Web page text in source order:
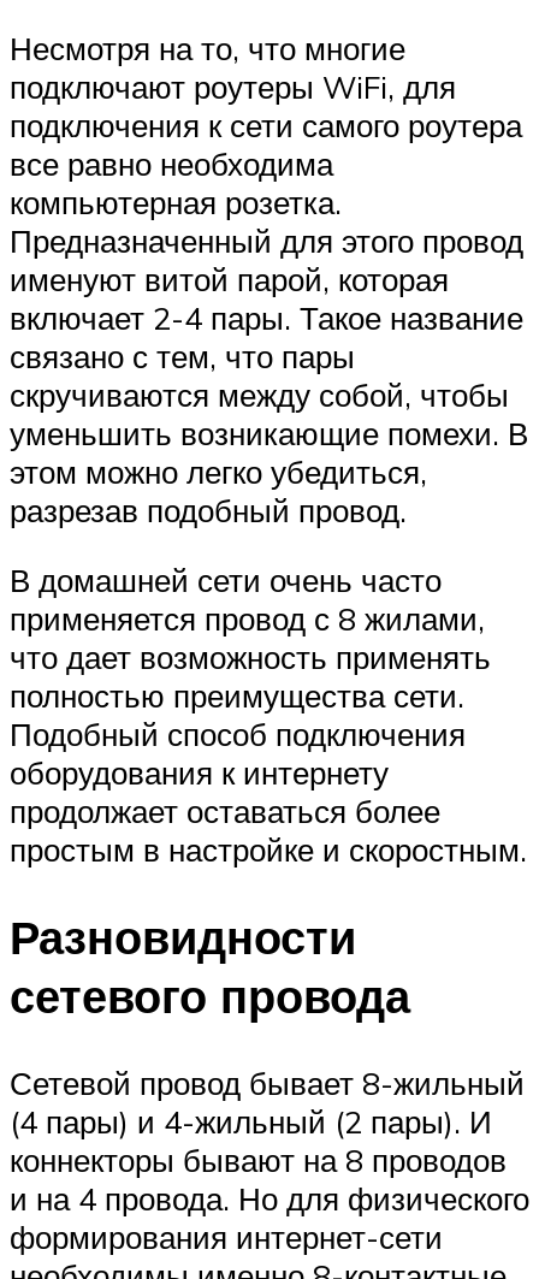
Несмотря на то, что многие
подключают роутеры WiFi, для
подключения к сети самого роутера
все равно необходима
компьютерная розетка.
Предназначенный для этого провод
именуют витой парой, которая
включает 2-4 пары. Такое название
связано с тем, что пары
скручиваются между собой, чтобы
уменьшить возникающие помехи. В
этом можно легко убедиться,
разрезав подобный провод.
В домашней сети очень часто
применяется провод с 8 жилами,
что дает возможность применять
полностью преимущества сети.
Подобный способ подключения
оборудования к интернету
продолжает оставаться более
простым в настройке и скоростным.
Разновидности
сетевого провода
Сетевой провод бывает 8-жильный
(4 пары) и 4-жильный (2 пары). И
коннекторы бывают на 8 проводов
и на 4 провода. Но для физического
формирования интернет-сети